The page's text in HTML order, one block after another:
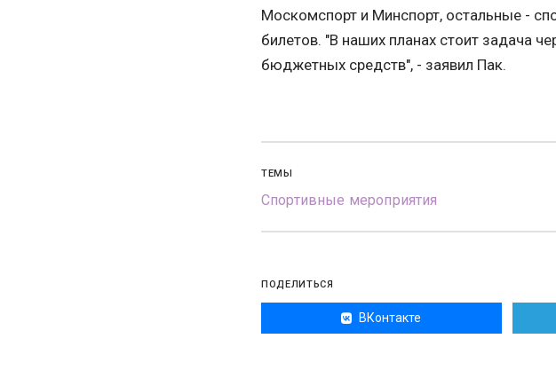
Москомспорт и Минспорт, остальные -
билетов. "В наших планах стоит задача
бюджетных средств", - заявил Пак.
ТЕМЫ
Спортивные мероприятия
ПОДЕЛИТЬСЯ
ВКонтакте